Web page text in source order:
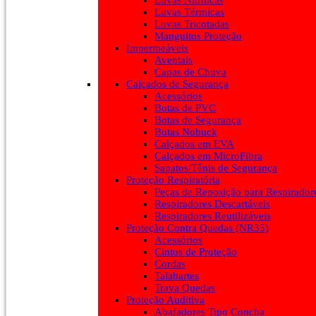
Luvas Térmicas
Luvas Tricotadas
Manguitos Proteção
Impermeáveis
Aventais
Capas de Chuva
Calçados de Segurança
Acessórios
Botas de PVC
Botas de Segurança
Botas Nobuck
Calçados em EVA
Calçados em MicroFibra
Sapatos/Tênis de Segurança
Proteção Respiratória
Peças de Reposição para
Respiradores Descartáveis
Respiradores Reutilizáveis
Proteção Contra Quedas (NR35)
Acessórios
Cintos de Proteção
Cordas
Talabartes
Trava Quedas
Proteção Auditiva
Abafadores Tipo Concha